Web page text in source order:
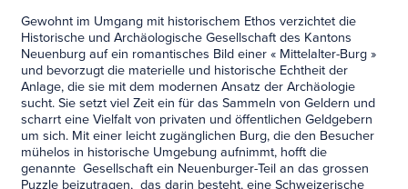
Gewohnt im Umgang mit historischem Ethos verzichtet die
Historische und Archäologische Gesellschaft des Kantons
Neuenburg auf ein romantisches Bild einer « Mittelalter-Burg »
und bevorzugt die materielle und historische Echtheit der
Anlage, die sie mit dem modernen Ansatz der Archäologie
sucht. Sie setzt viel Zeit ein für das Sammeln von Geldern und
scharrt eine Vielfalt von privaten und öffentlichen Geldgebern
um sich. Mit einer leicht zugänglichen Burg, die den Besucher
mühelos in historische Umgebung aufnimmt, hofft die
genannte Gesellschaft ein Neuenburger-Teil an das grossen
Puzzle beizutragen, das darin besteht, eine Schweizerische